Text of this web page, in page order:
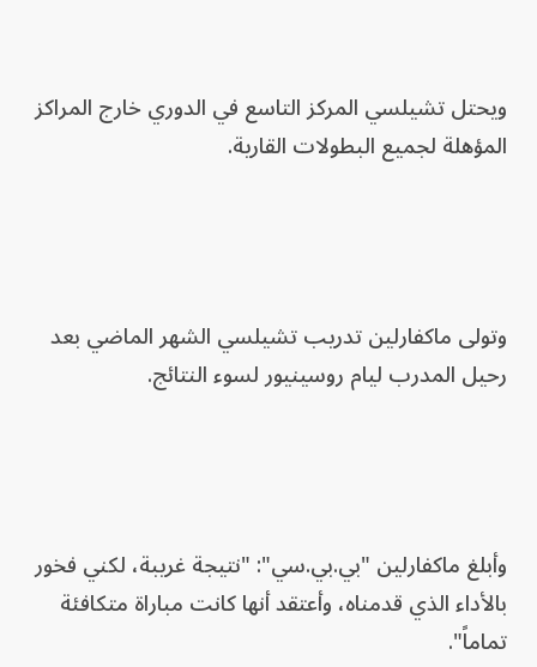
ويحتل تشيلسي المركز التاسع في الدوري خارج المراكز
المؤهلة لجميع البطولات القارية.
وتولى ماكفارلين تدريب تشيلسي الشهر الماضي بعد
رحيل المدرب ليام روسينيور لسوء النتائج.
وأبلغ ماكفارلين "بي.بي.سي": "نتيجة غريبة، لكني فخور
بالأداء الذي قدمناه، وأعتقد أنها كانت مباراة متكافئة
تماماً".